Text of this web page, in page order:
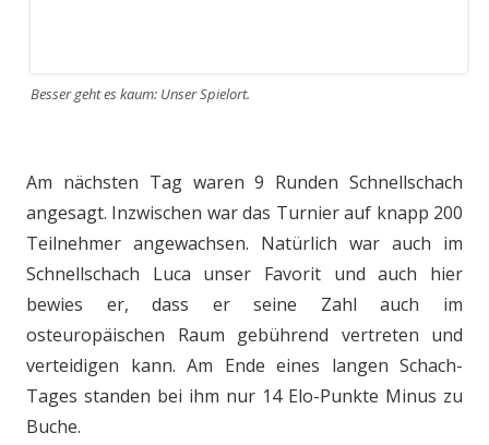
Besser geht es kaum: Unser Spielort.
Am nächsten Tag waren 9 Runden Schnellschach
angesagt. Inzwischen war das Turnier auf knapp 200
Teilnehmer angewachsen. Natürlich war auch im
Schnellschach Luca unser Favorit und auch hier
bewies er, dass er seine Zahl auch im
osteuropäischen Raum gebührend vertreten und
verteidigen kann. Am Ende eines langen Schach-
Tages standen bei ihm nur 14 Elo-Punkte Minus zu
Buche.